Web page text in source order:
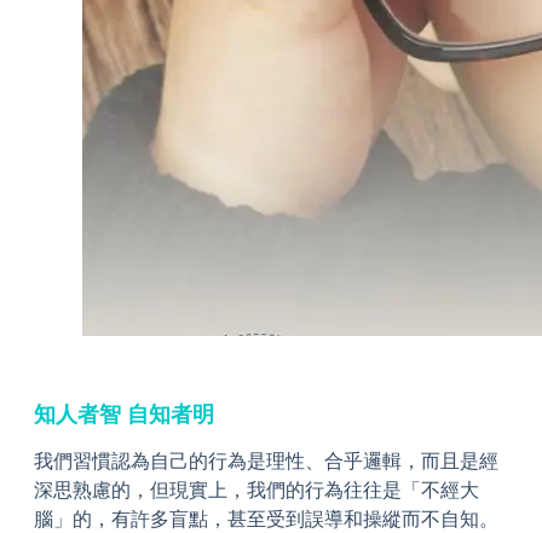
知人者智 自知者明
我們習慣認為自己的行為是理性、合乎邏輯，而且是經
深思熟慮的，但現實上，我們的行為往往是「不經大
腦」的，有許多盲點，甚至受到誤導和操縱而不自知。